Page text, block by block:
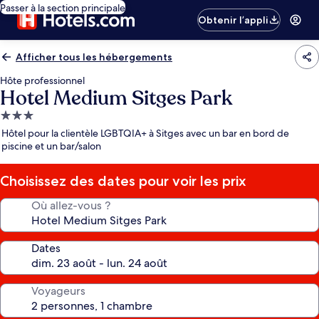
Passer à la section principale
Obtenir l’appli
Afficher tous les hébergements
Hôte professionnel
Hotel Medium Sitges Park
Hébergement
3.0 étoiles
Hôtel pour la clientèle LGBTQIA+ à Sitges avec un bar en bord de
piscine et un bar/salon
Choisissez des dates pour voir les prix
Où allez-vous ?
Dates
Voyageurs